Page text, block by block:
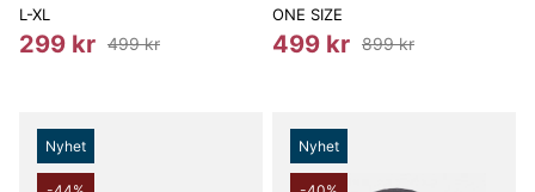
L-XL
299 kr 499 kr
ONE SIZE
499 kr 899 kr
Nyhet Nyhet